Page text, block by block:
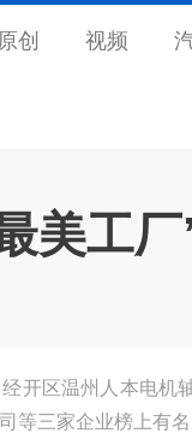
原创 视频
美工厂
开区温州人本电机
等三家企业榜上有名